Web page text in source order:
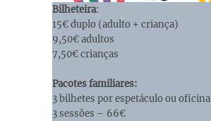
Bilheteira:
15€ duplo (adulto + criança)
9,50€ adultos
7,50€ crianças
Pacotes familiares:
3 bilhetes por espetáculo ou oficina
3 sessões – 66€